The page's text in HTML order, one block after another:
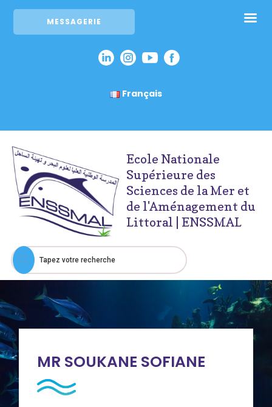
MESSAGERIE
Français
Ecole Nationale
Supérieure des
Sciences de la Mer et
de l'Aménagement du
Littoral | ENSSMAL
MR SOUKANE SOFIANE